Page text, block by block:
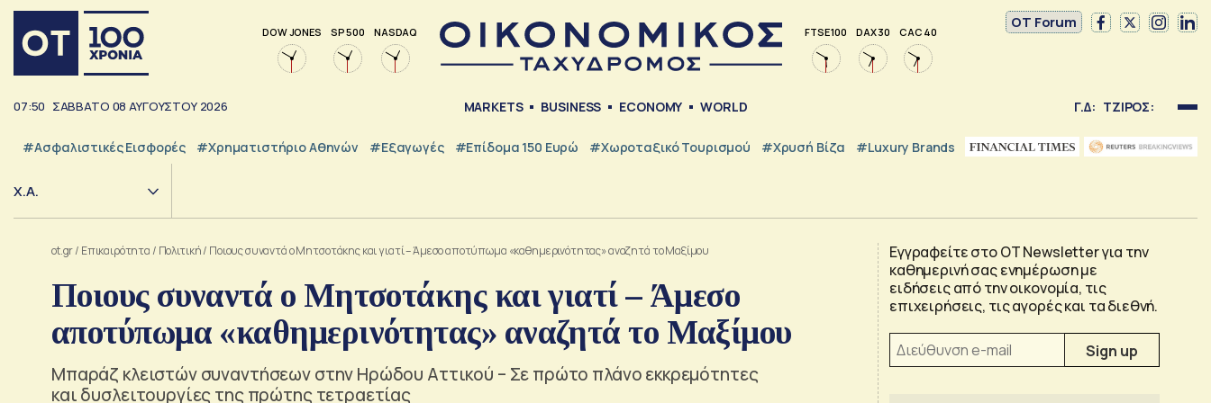
DOW JONES SP 500 NASDAQ FTSE 100 DAX 30 CAC 40
OT Forum
07:50 ΣΑΒΒΑΤΟ 08 ΑΥΓΟΥΣΤΟΥ 2026 MARKETS BUSINESS ECONOMY WORLD Γ.Δ: ΤΖΙΡΟΣ:
#Ασφαλιστικές Εισφορές #Χρηματιστήριο Αθηνών #εξαγωγές #Επίδομα 150 Ευρώ #Χωροταξικό Τουρισμού #Χρυσή Βίζα #luxury Brands
Χ.Α.
ot.gr/ Επικαιρότητα / Πολιτική/ Ποιους συναντά ο Μητσοτάκης και γιατί – Άμεσο αποτύπωμα «καθημερινότητας» αναζητά το Μαξίμου
Ποιους συναντά ο Μητσοτάκης και γιατί – Άμεσο
αποτύπωμα «καθημερινότητας» αναζητά το Μαξίμου
Μπαράζ κλειστών συναντήσεων στην Ηρώδου Αττικού – Σε πρώτο πλάνο εκκρεμότητες
και δυσλειτουργίες της πρώτης τετραετίας
Εγγραφείτε στο OT Newsletter για την
καθημερινή σας ενημέρωση με
ειδήσεις από την οικονομία, τις
επιχειρήσεις, τις αγορές και τα διεθνή.